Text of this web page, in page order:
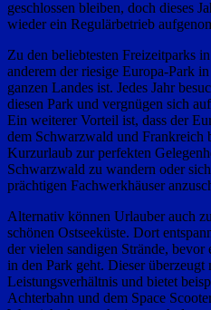
geschlossen bleiben, doch dieses
wieder ein Regulärbetrieb
Zu den beliebtesten Freizeitparks
anderem der riesige Europa-Park
ganzen Landes ist. Jedes Jahr
diesen Park und vergnügen sich
Ein weiterer Vorteil ist, dass der
dem Schwarzwald und Frankreich
Kurzurlaub zur perfekten
Schwarzwald zu wandern oder
prächtigen Fachwerkhäuser
Alternativ können Urlauber auch
schönen Ostseeküste. Dort
der vielen sandigen Strände, bevor
in den Park geht. Dieser
Leistungsverhältnis und bietet
Achterbahn und dem Space